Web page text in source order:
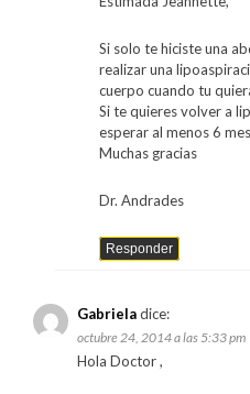
Si solo te hiciste una
realizar una
cuerpo cuando tu
Si te quieres volver a
esperar al menos 6
Muchas gracias
Dr. Andrades
Responder
Gabrieladice:
octubre 24, 2014 a las 5:33 pm
Hola Doctor ,